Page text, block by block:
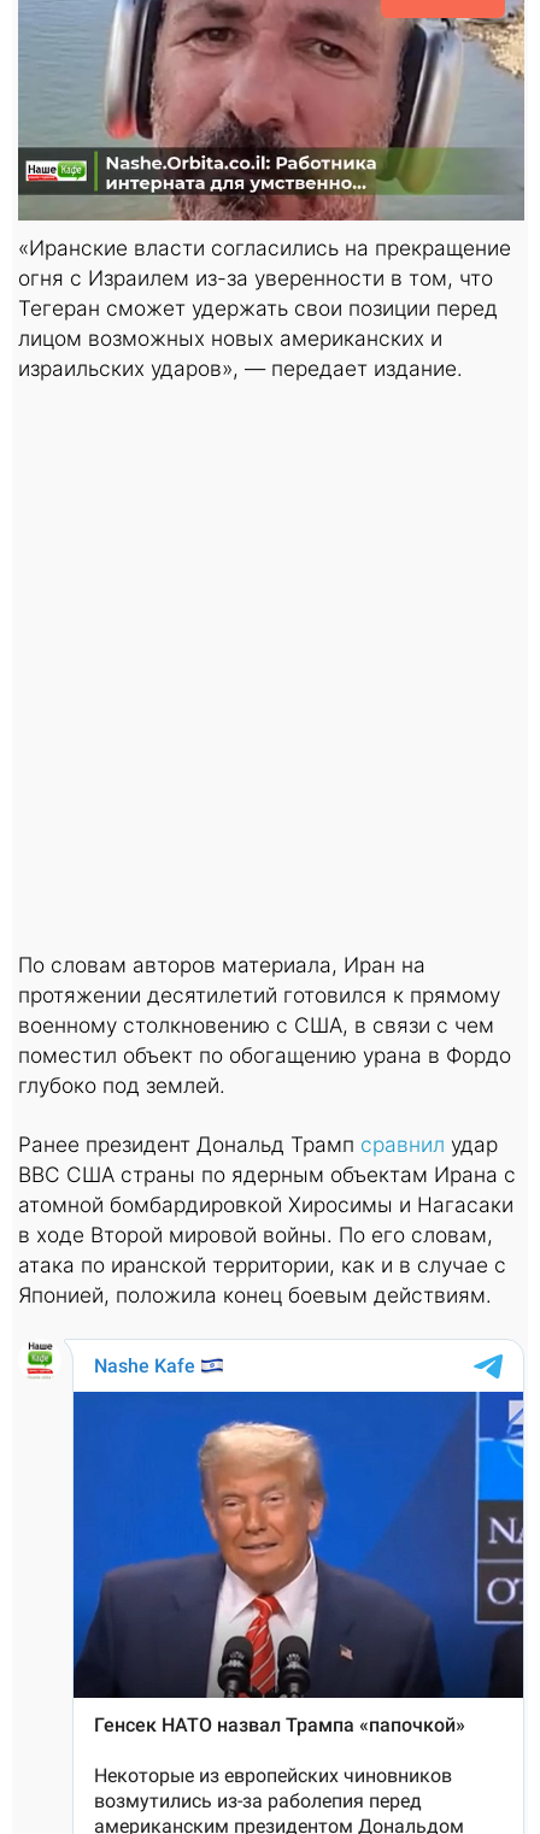
«Иранские власти согласились на прекращение
огня с Израилем из-за уверенности в том, что
Тегеран сможет удержать свои позиции перед
лицом возможных новых американских и
израильских ударов», — передает издание.
По словам авторов материала, Иран на
протяжении десятилетий готовился к прямому
военному столкновению с США, в связи с чем
поместил объект по обогащению урана в Фордо
глубоко под землей.
Ранее президент Дональд Трамп сравнил удар
ВВС США страны по ядерным объектам Ирана с
атомной бомбардировкой Хиросимы и Нагасаки
в ходе Второй мировой войны. По его словам,
атака по иранской территории, как и в случае с
Японией, положила конец боевым действиям.